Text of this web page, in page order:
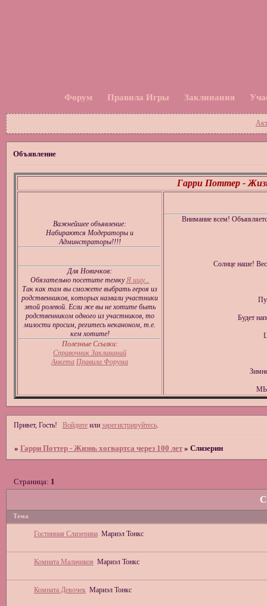
Форум Правила Игры Заклинания
Объявление
Гарри Поттер -
Важнейшее объявление:
Набираются Модераторы и
Админстраторы!!!!
Для Новичков:
Обязательно посетите темкуЯ ищу...
Так как там вы сможете выбрать героя из
родственников, которых назвали участники
этой ролевой. Если же вы не хотите быть
родственником одного из участников, то
милости просим, регитесь неканоном, т.е.
кем хотите!
Полезные Ссылки:
Справочник Заклинаний
Анкета Правила Форума
Внимание всем!
Солнце наше!
Будет
Привет, Гость! Войдитеили зарегистрируйтесь.
» Гарри Поттер - Жизнь хогвартса через 100 лет » Слизерин
Страница: 1
Тема
Гостинная Слизерина Мариэл Тонкс
Комната Мальчиков Мариэл Тонкс
Комната Девочек Мариэл Тонкс